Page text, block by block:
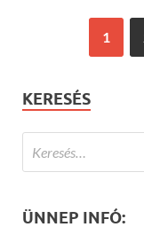
1
KERESÉS
ÜNNEP INFÓ: